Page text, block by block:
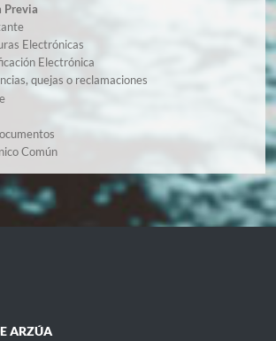
Previa
Electrónicas
Electrónica
quejas o reclamaciones
Común
ARZÚA